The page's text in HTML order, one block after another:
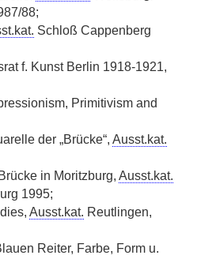
88;
Schloß Cappenberg
f. Kunst Berlin 1918-1921,
Primitivism and
der „Brücke“, Ausst.kat.
in Moritzburg, Ausst.kat.
1995;
Ausst.kat. Reutlingen,
Reiter, Farbe, Form u.